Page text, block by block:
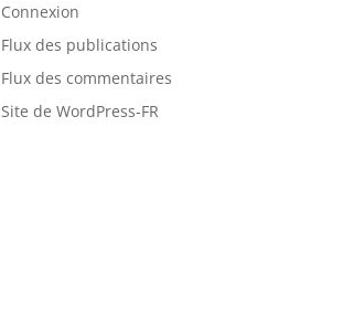
Connexion
Flux des publications
Flux des commentaires
Site de WordPress-FR